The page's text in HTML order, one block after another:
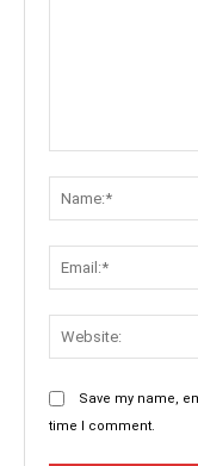
Save my name,
time I comment.